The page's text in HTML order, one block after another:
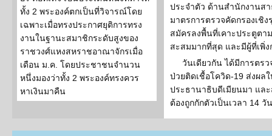
ทั้ง 2 พระองค์ตกเป็นที่วิจารณ์โดย
เฉพาะเมื่อทรงประกาศยุติการทรง
งานในฐานะสมาชิกระดับสูงของ
ราชวงศ์แหงสหราชอาณาจักรเมื่อ
เดือน ม.ค. โดยประชาชนจำนวน
หนึ่งมองว่าทั้ง 2 พระองค์ทรงควร
หาเงินมาคืน
ประจำตัว ด้านสำนักงานส
มาตรการตรวจคัดกรองเชิ
สมัครลงพื้นที่เคาะประตูตา
สะสมมากที่สุด และมีผู้ที่เพิ่
วันเดียวกัน ได้มีการตร
ป่วยติดเชื้อโควิด-19 ส่งผล
ประธานาธิบดีเมียนมา แล
ต้องถูกกักตัวเป็นเวลา 14 วั